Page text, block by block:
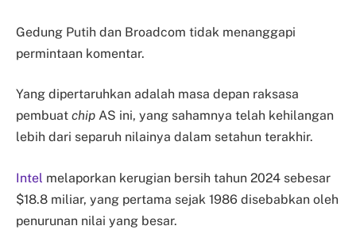
Gedung Putih dan Broadcom tidak menanggapi
permintaan komentar.
Yang dipertaruhkan adalah masa depan raksasa
pembuat chip AS ini, yang sahamnya telah kehilangan
lebih dari separuh nilainya dalam setahun terakhir.
Intel melaporkan kerugian bersih tahun 2024 sebesar
$18.8 miliar, yang pertama sejak 1986 disebabkan oleh
penurunan nilai yang besar.